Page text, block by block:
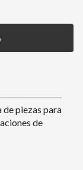
de piezas para
de